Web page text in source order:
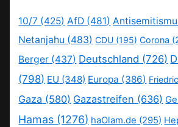
10/7 (425) AfD (481)
Netanjahu (483) CDU (195) Corona
Berger (437) Deutschland (726)
(798) EU (348) Europa (386)
Gaza (580) Gazastreifen (636)
Hamas (1276) haOlam.de (295)